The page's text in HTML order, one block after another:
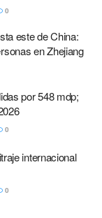
0
este de China:
en Zhejiang
por 548 mdp;
0
internacional
0